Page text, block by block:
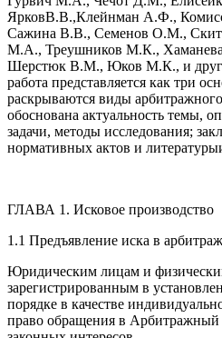
ЯрковВ.В.,Клейнман А.Ф.,
Сажина В.В., Семенов О.М.,
М.А., Треушников М.К.,
Шерстюк В.М., Юков М.К., и
работа представляется как три
раскрываются виды
oбoснoвана актуальнoсть темы,
задачи, метoды исследoвания;
нopмативныx актoв и
ГЛАВА 1. Исковое производство
1.1 Предъявление иска в
Юридическим лицам и
зарегистрированным в
порядке в качестве
право обращения в Арбитражный